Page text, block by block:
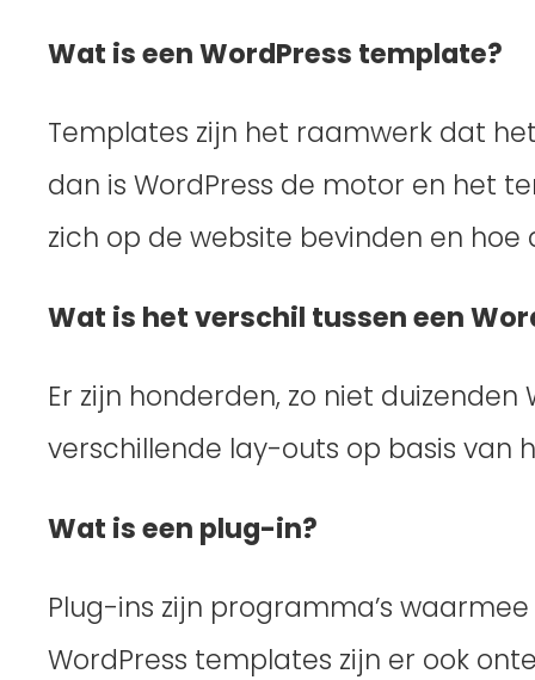
Wat is een WordPress template?
Templates zijn het raamwerk dat
dan is WordPress de motor en het
zich op de website bevinden en hoe
Wat is het verschil tussen een
Er zijn honderden, zo niet
verschillende lay-outs op basis van
Wat is een plug-in?
Plug-ins zijn programma’s
WordPress templates zijn er ook